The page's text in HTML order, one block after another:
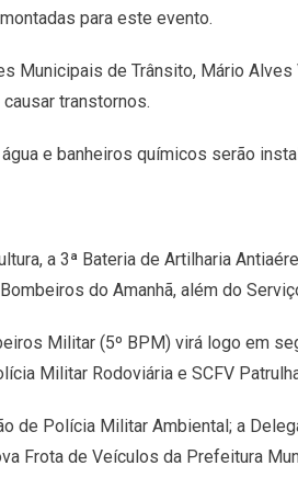
para este evento.
Municipais de Trânsito, Mário
transtornos.
e banheiros químicos serão
a 3ª Bateria de Artilharia
do Amanhã, além do
Militar (5º BPM) virá logo em
Militar Rodoviária e SCFV
de Polícia Militar Ambiental; a
Frota de Veículos da Prefeitura